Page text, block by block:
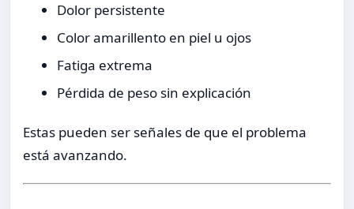
Dolor persistente
Color amarillento en piel u ojos
Fatiga extrema
Pérdida de peso sin explicación
Estas pueden ser señales de que el problema
está avanzando.